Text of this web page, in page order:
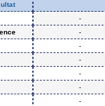
-
-
-
-
-
-
-